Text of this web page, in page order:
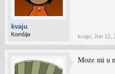
kvaju
Komšija kvaju Jun 12,
Moze mi u